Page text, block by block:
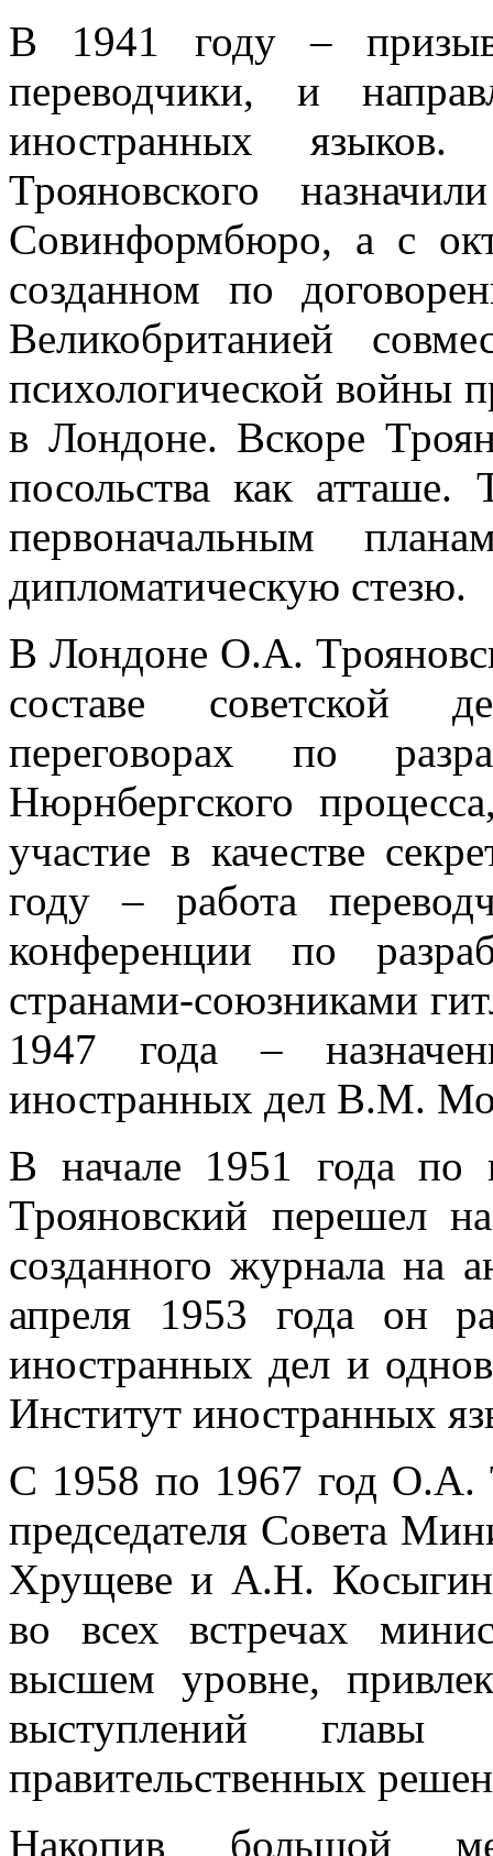
В 1941 году –
переводчики, и
иностранных
Трояновского
Совинформбюро, а с
созданном по
Великобританией
психологической войны
в Лондоне. Вскоре
посольства как атташе.
первоначальным
дипломатическую стезю.
В Лондоне О.А.
составе советской
переговорах по
Нюрнбергского
участие в качестве
году – работа
конференции по
странами-союзниками
1947 года –
иностранных дел В.М.
В начале 1951 года
Трояновский перешел
созданного журнала на
апреля 1953 года он
иностранных дел и
Институт иностранных
С 1958 по 1967 год О.А.
председателя Совета
Хрущеве и А.Н.
во всех встречах
высшем уровне,
выступлений главы
правительственных
Накопив большой